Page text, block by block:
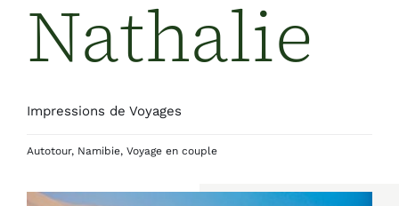
Témoignages
Engagement
Contacts
Nathalie
Impressions de Voyages
Autotour, Namibie, Voyage en couple